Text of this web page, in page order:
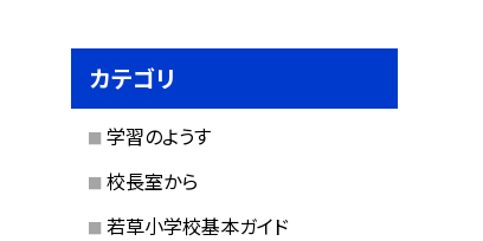
カテゴリ
学習のようす
校長室から
若草小学校基本ガイド